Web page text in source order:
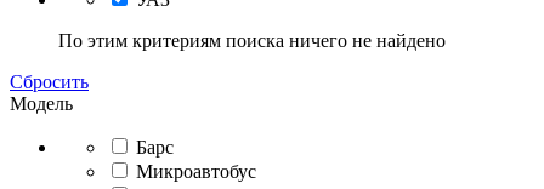
По этим критериям поиска ничего не найдено
Сбросить
Модель
Барс
Микроавтобус